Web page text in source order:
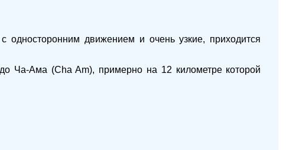
движением и очень узкие, приходится
Ча-Ама (Cha Am), примерно на 12 километре которой